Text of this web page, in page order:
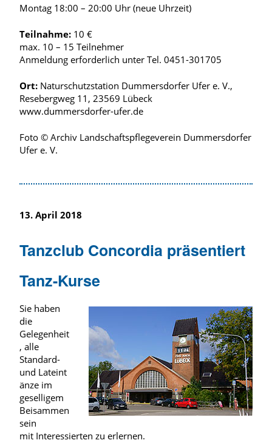
Montag 18:00 – 20:00 Uhr (neue Uhrzeit)
Teilnahme: 10 €
max. 10 – 15 Teilnehmer
Anmeldung erforderlich unter Tel. 0451-301705
Ort: Naturschutzstation Dummersdorfer Ufer e. V.,
Resebergweg 11, 23569 Lübeck
www.dummersdorfer-ufer.de
Foto © Archiv Landschaftspflegeverein Dummersdorfer
Ufer e. V.
13. April 2018
Tanzclub Concordia präsentiert
Tanz-Kurse
Sie haben
die
Gelegenheit
, alle
Standard-
und Lateint
änze im
geselligem
Beisammen
sein
mit Interessierten zu erlernen.